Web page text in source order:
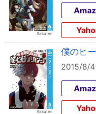
僕のヒ
2015/8/